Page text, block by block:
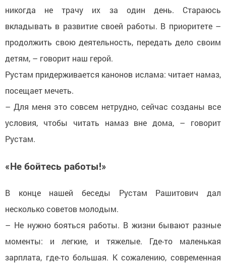
никогда не трачу их за один день. Стараюсь
вкладывать в развитие своей работы. В приоритете –
продолжить свою деятельность, передать дело своим
детям, – говорит наш герой.
Рустам придерживается канонов ислама: читает намаз,
посещает мечеть.
– Для меня это совсем нетрудно, сейчас созданы все
условия, чтобы читать намаз вне дома, – говорит
Рустам.
«Не бойтесь работы!»
В конце нашей беседы Рустам Рашитович дал
несколько советов молодым.
– Не нужно бояться работы. В жизни бывают разные
моменты: и легкие, и тяжелые. Где-то маленькая
зарплата, где-то большая. К сожалению, современная